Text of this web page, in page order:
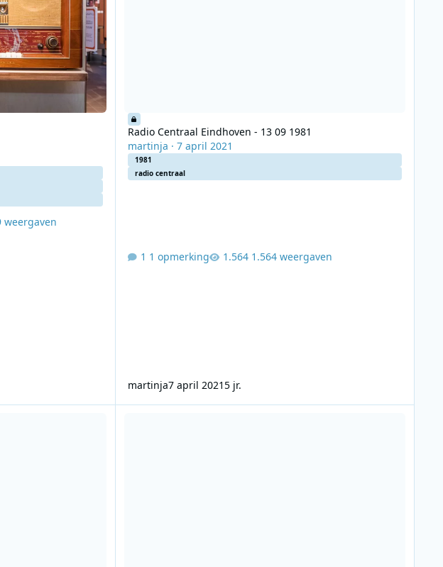
weergaven
Radio Centraal Eindhoven - 13 09 1981
martinja · 7 april 2021
1981
radio centraal
1 opmerking 1.564 weergaven
martinja7 april 20215 jr.